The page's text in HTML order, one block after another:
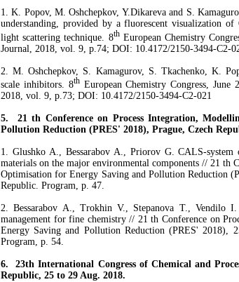
1. K. Popov, M. Oshchepkov, Y.Dikareva and S.
understanding, provided by a fluorescent visualization
light scattering technique. 8thEuropean Chemistry
Journal, 2018, vol. 9, p.74; DOI: 10.4172/2150-3494-C2-
2. M. Oshchepkov, S. Kamagurov, S. Tkachenko, K.
scale inhibitors. 8thEuropean Chemistry Congress, June
2018, vol. 9, p.73; DOI: 10.4172/2150-3494-C2-021
5.
21 th Conference on Process Integration,
Pollution Reduction (PRES' 2018), Prague, Czech
1. Glushko A., Bessarabov A., Priorov G. CALS-
materials on the major environmental components // 21 th
Optimisation for Energy Saving and Pollution Reduction
Republic. Program, p. 47.
2. Bessarabov A., Trokhin V., Stepanova T., Vendilo
management for fine chemistry // 21 th Conference on
Energy Saving and Pollution Reduction (PRES' 2018),
Program, p. 54.
6.
23th International Congress of Chemical and
Republic, 25 to 29 Aug. 2018.